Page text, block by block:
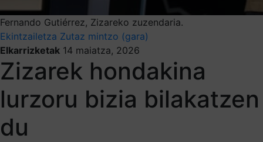
Fernando Gutiérrez, Zizareko zuzendaria.
Ekintzailetza Zutaz mintzo (gara)
Elkarrizketak 14 maiatza, 2026
Zizarek hondakina
lurzoru bizia bilakatzen
du